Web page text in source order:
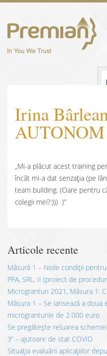
Irina
„Mi-a plăcut acest training
încât mi-a dat senzația (pe
team building. (Oare pentru
colegii mei?:))) )”
Articole recente
Măsură 1 – Noile condiții
PFA, SRL, II (proiect de
Microgranturi 2021, Măsura 1:
Măsura 1 – Se lansează a
microgranturile de 2.000 euro
Se pregătește reluarea
3” – ajutoare de stat COVID
Situația evaluării aplicațiilor